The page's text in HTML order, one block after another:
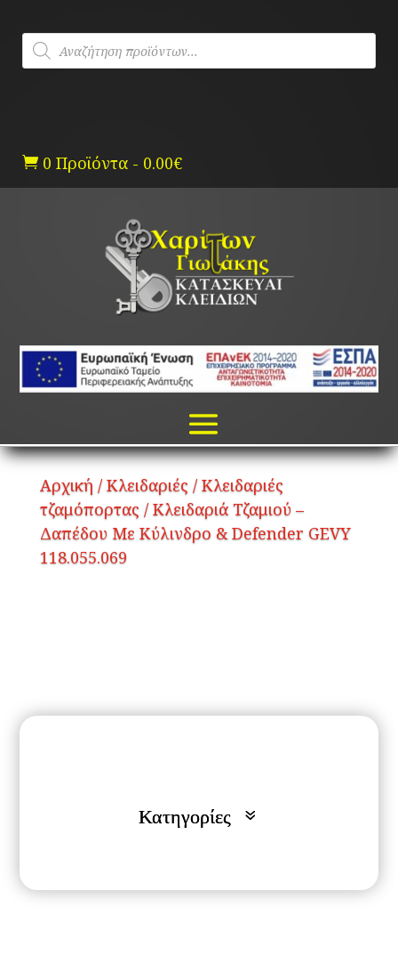
content
Products
search
 0 Προϊόντα - 0.00€
Αρχική / Κλειδαριές / Κλειδαριές
τζαμόπορτας / Κλειδαριά Τζαμιού –
Δαπέδου Με Κύλινδρο & Defender GEVY
118.055.069